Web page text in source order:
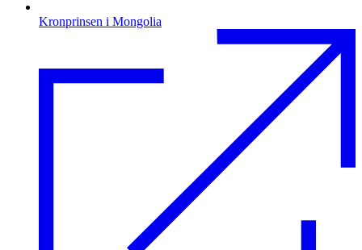
Kronprinsen i Mongolia